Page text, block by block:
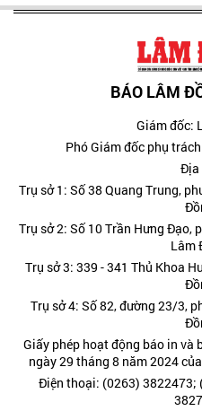
BÁO LÂM
Giám đốc:
Phó Giám đốc phụ
Địa
Trụ sở 1: Số 38 Quang Trung,
Trụ sở 2: Số 10 Trần Hưng Đạo,
Lâm
Trụ sở 3: 339 - 341 Thủ Khoa
Trụ sở 4: Số 82, đường 23/3,
Giấy phép hoạt động báo in và
ngày 29 tháng 8 năm 2024
Điện thoại: (0263) 3822473;